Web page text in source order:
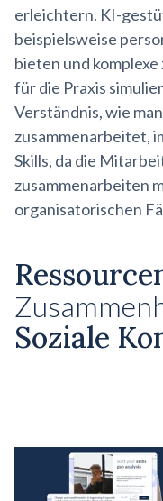
erleichtern. KI-
beispielsweise
bieten und
für die Praxis
Verständnis, wie
zusammenarbeitet,
Skills, da die
zusammenarbeiten
organisatorischen
Soziale